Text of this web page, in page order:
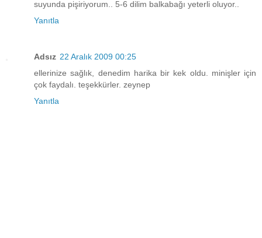
suyunda pişiriyorum.. 5-6 dilim balkabağı yeterli oluyor..
Yanıtla
Adsız 22 Aralık 2009 00:25
ellerinize sağlık, denedim harika bir kek oldu. minişler için
çok faydalı. teşekkürler. zeynep
Yanıtla